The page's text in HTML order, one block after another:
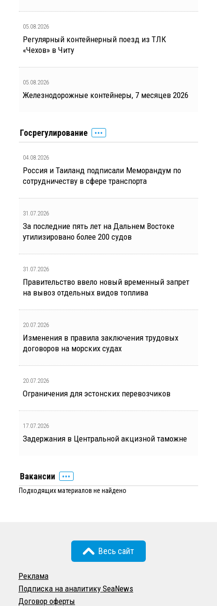
05.08.2026
Регулярный контейнерный поезд из ТЛК
«Чехов» в Читу
05.08.2026
Железнодорожные контейнеры, 7 месяцев 2026
Госрегулирование
04.08.2026
Россия и Таиланд подписали Меморандум по
сотрудничеству в сфере транспорта
31.07.2026
За последние пять лет на Дальнем Востоке
утилизировано более 200 судов
31.07.2026
Правительство ввело новый временный запрет
на вывоз отдельных видов топлива
20.07.2026
Изменения в правила заключения трудовых
договоров на морских судах
20.07.2026
Ограничения для эстонских перевозчиков
17.07.2026
Задержания в Центральной акцизной таможне
Вакансии
Подходящих материалов не найдено
Весь сайт
Реклама
Подписка на аналитику SeaNews
Договор оферты